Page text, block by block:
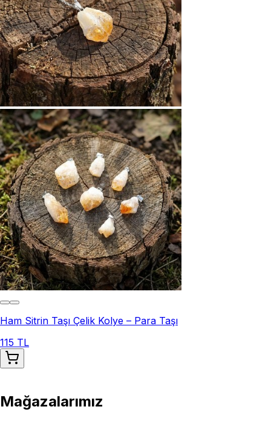
Ham Sitrin Taşı Çelik Kolye – Para Taşı
115 TL
Mağazalarımız